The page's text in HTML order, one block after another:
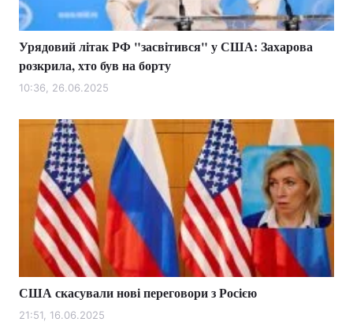
Урядовий літак РФ "засвітився" у США: Захарова
розкрила, хто був на борту
10:36, 26.06.2025
США скасували нові переговори з Росією
21:51, 16.06.2025